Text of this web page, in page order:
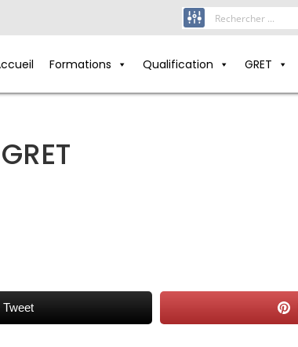
Formations Qualification GRET
Tweet